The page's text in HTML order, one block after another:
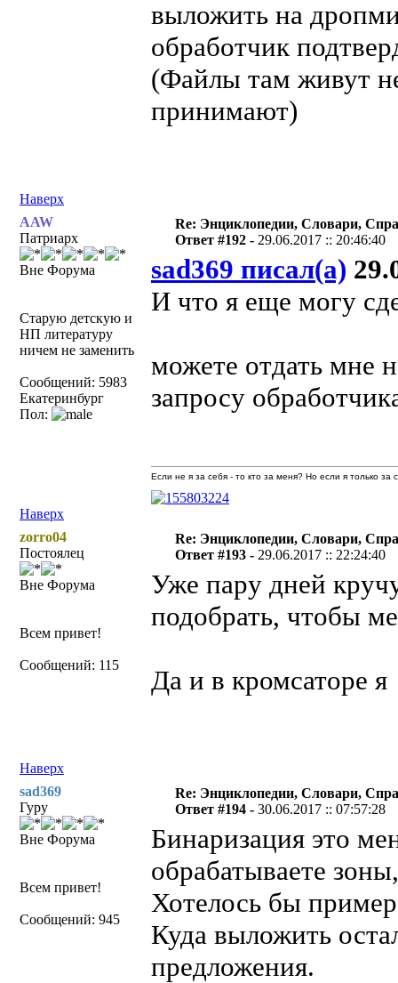
выложить на
обработчик
(Файлы там живут
принимают)
Наверх
AAW
Патриарх
Вне Форума
Старую детскую и
НП литературу
ничем не заменить
Сообщений: 5983
Екатеринбург
Пол:
Re: Энциклопедии, Словари,
Ответ #192 - 29.06.2017 :: 20:46:40
sad369 писал(а)
И что я еще могу
можете отдать мне
запросу
Наверх
Если не я за себя - то кто за меня? Но если я только
zorro04
Постоялец
Вне Форума
Всем привет!
Сообщений: 115
Re: Энциклопедии, Словари,
Ответ #193 - 29.06.2017 :: 22:24:40
Уже пару дней
подобрать, чтобы
Да и в кромсаторе
Наверх
sad369
Гуру
Вне Форума
Всем привет!
Сообщений: 945
Re: Энциклопедии, Словари,
Ответ #194 -30.06.2017 :: 07:57:28
Бинаризация это
обрабатываете
Хотелось бы
Куда выложить
предложения.